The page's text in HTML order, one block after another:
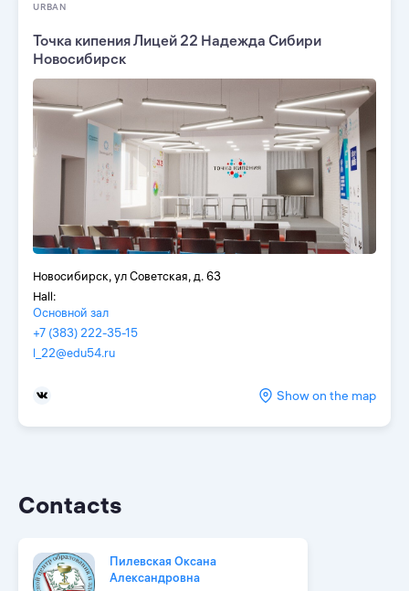
URBAN
Точка кипения Лицей 22 Надежда Сибири
Новосибирск
Новосибирск, ул Советская, д. 63
Hall:
Основной зал
+7 (383) 222-35-15
l_22@edu54.ru
Show on the map
Contacts
Пилевская Оксана
Александровна